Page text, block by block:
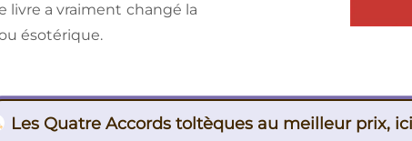
livre a vraiment changé la
ésotérique.
Les Quatre Accords toltèques au meilleur prix,